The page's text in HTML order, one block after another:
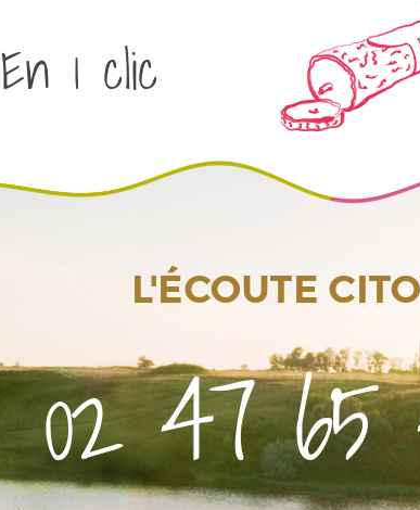
En 1 clic
L'ÉCOUTE
02 47 65